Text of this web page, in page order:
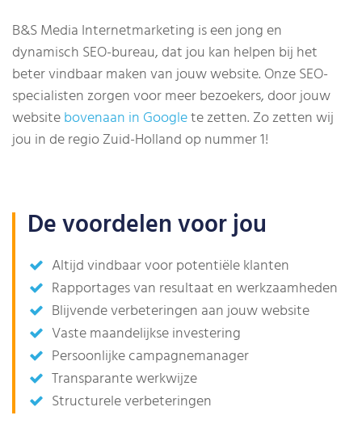
B&S Media Internetmarketing is een jong en
dynamisch SEO-bureau, dat jou kan helpen bij het
beter vindbaar maken van jouw website. Onze SEO-
specialisten zorgen voor meer bezoekers, door jouw
websitebovenaan in Googlete zetten. Zo zetten wij
jou in de regio Zuid-Holland op nummer 1!
De voordelen voor jou
Altijd vindbaar voor potentiële klanten
Rapportages van resultaat en werkzaamheden
Blijvende verbeteringen aan jouw website
Vaste maandelijkse investering
Persoonlijke campagnemanager
Transparante werkwijze
Structurele verbeteringen